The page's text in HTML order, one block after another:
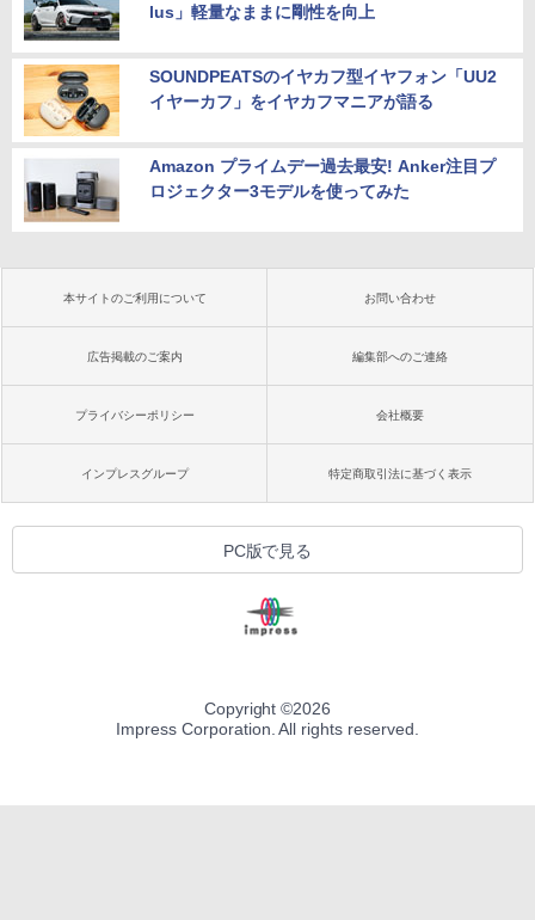
lus」軽量なままに剛性を向上
SOUNDPEATSのイヤカフ型イヤフォン「UU2
イヤーカフ」をイヤカフマニアが語る
Amazon プライムデー過去最安! Anker注目プ
ロジェクター3モデルを使ってみた
本サイトのご利用について お問い合わせ
広告掲載のご案内 編集部へのご連絡
プライバシーポリシー 会社概要
インプレスグループ 特定商取引法に基づく表示
PC版で見る
Copyright ©2026
Impress Corporation. All rights reserved.